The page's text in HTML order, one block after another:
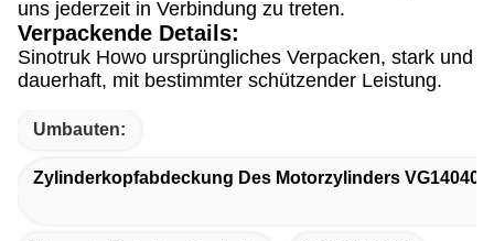
uns jederzeit in Verbindung zu treten.
Verpackende Details:
Sinotruk Howo ursprüngliches Verpacken, stark und
dauerhaft, mit bestimmter schützender Leistung.
Umbauten:
Zylinderkopfabdeckung Des Motorzylinders